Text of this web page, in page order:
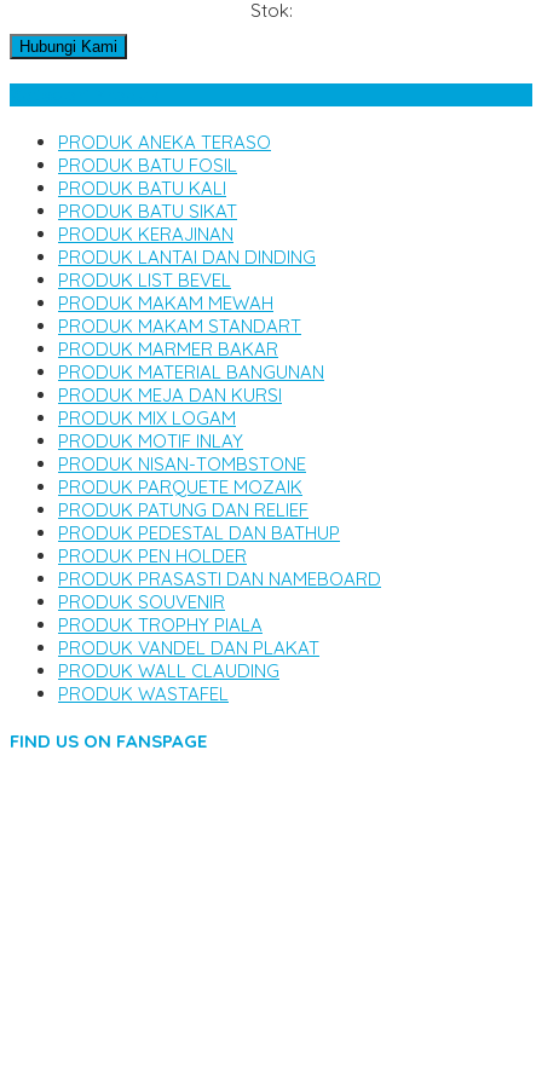
Stok:
Hubungi Kami
PRODUK ANEKA TERASO
PRODUK BATU FOSIL
PRODUK BATU KALI
PRODUK BATU SIKAT
PRODUK KERAJINAN
PRODUK LANTAI DAN DINDING
PRODUK LIST BEVEL
PRODUK MAKAM MEWAH
PRODUK MAKAM STANDART
PRODUK MARMER BAKAR
PRODUK MATERIAL BANGUNAN
PRODUK MEJA DAN KURSI
PRODUK MIX LOGAM
PRODUK MOTIF INLAY
PRODUK NISAN-TOMBSTONE
PRODUK PARQUETE MOZAIK
PRODUK PATUNG DAN RELIEF
PRODUK PEDESTAL DAN BATHUP
PRODUK PEN HOLDER
PRODUK PRASASTI DAN NAMEBOARD
PRODUK SOUVENIR
PRODUK TROPHY PIALA
PRODUK VANDEL DAN PLAKAT
PRODUK WALL CLAUDING
PRODUK WASTAFEL
FIND US ON FANSPAGE